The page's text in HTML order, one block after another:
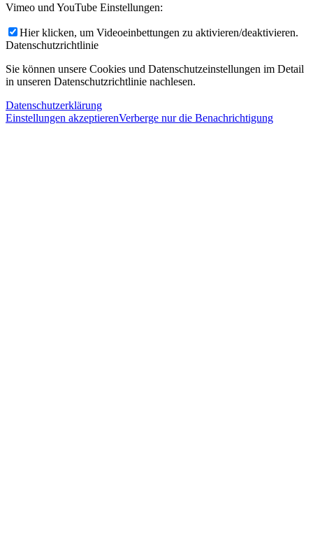
Vimeo und YouTube Einstellungen:
Hier klicken, um Videoeinbettungen zu aktivieren/deaktivieren.
Datenschutzrichtlinie
Sie können unsere Cookies und Datenschutzeinstellungen im Detail
in unseren Datenschutzrichtlinie nachlesen.
Datenschutzerklärung
Einstellungen akzeptierenVerberge nur die Benachrichtigung